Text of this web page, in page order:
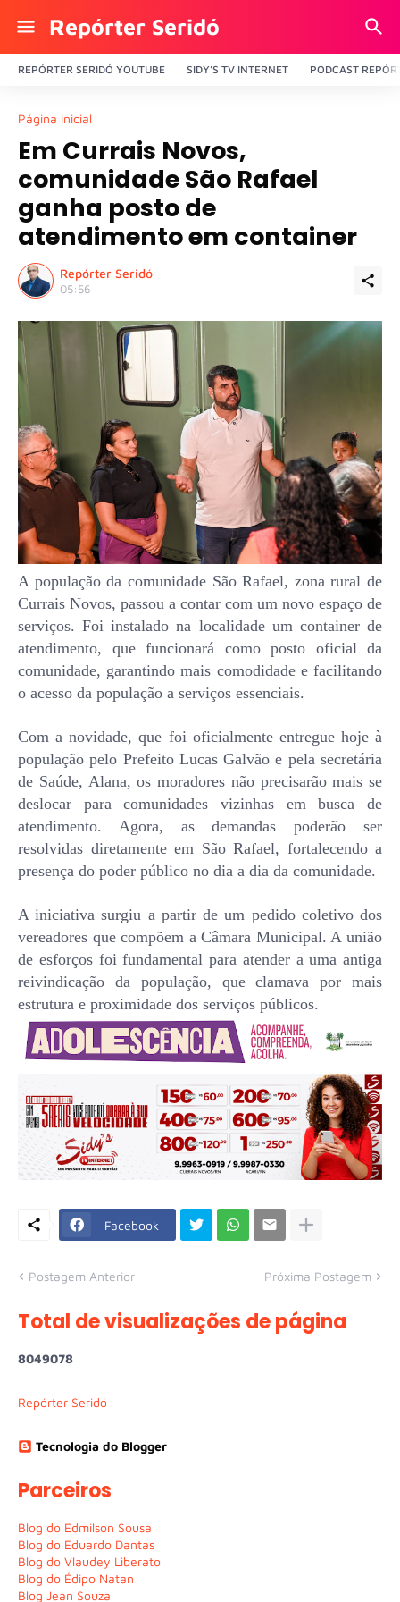
Repórter Seridó
REPÓRTER SERIDÓ YOUTUBE SIDY'S TV INTERNET PODCAST
Página inicial
Em Currais Novos,
comunidade São Rafael
ganha posto de
atendimento em container
Repórter Seridó
05:56
A população da comunidade São Rafael, zona rural de
Currais Novos, passou a contar com um novo espaço de
serviços. Foi instalado na localidade um container de
atendimento, que funcionará como posto oficial da
comunidade, garantindo mais comodidade e facilitando
o acesso da população a serviços essenciais.
Com a novidade, que foi oficialmente entregue hoje à
população pelo Prefeito Lucas Galvão e pela secretária
de Saúde, Alana, os moradores não precisarão mais se
deslocar para comunidades vizinhas em busca de
atendimento. Agora, as demandas poderão ser
resolvidas diretamente em São Rafael, fortalecendo a
presença do poder público no dia a dia da comunidade.
A iniciativa surgiu a partir de um pedido coletivo dos
vereadores que compõem a Câmara Municipal. A união
de esforços foi fundamental para atender a uma antiga
reivindicação da população, que clamava por mais
estrutura e proximidade dos serviços públicos.
Facebook
Postagem Anterior Próxima Postagem
Total de visualizações de página
8049078
Repórter Seridó
Tecnologia do Blogger
Parceiros
Blog do Edmilson Sousa
Blog do Eduardo Dantas
Blog do Vlaudey Liberato
Blog do Édipo Natan
Blog Jean Souza